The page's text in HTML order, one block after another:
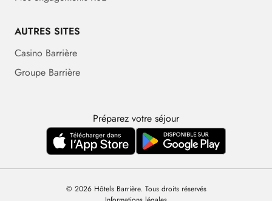
AUTRES SITES
Casino Barrière
Groupe Barrière
Préparez votre séjour
© 2026 Hôtels Barrière. Tous droits réservés